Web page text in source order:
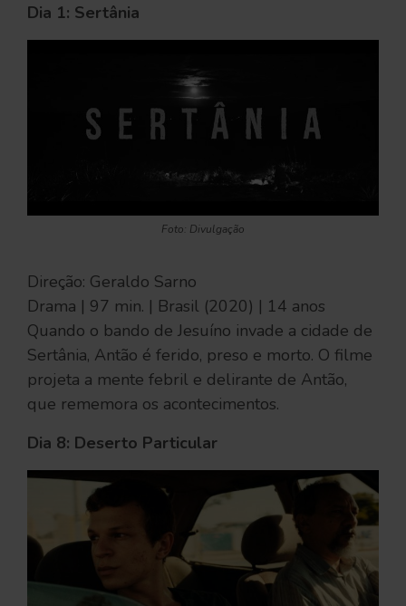
Dia 1: Sertânia
Foto: Divulgação
Direção: Geraldo Sarno
Drama | 97 min. | Brasil (2020) | 14 anos
Quando o bando de Jesuíno invade a cidade de
Sertânia, Antão é ferido, preso e morto. O filme
projeta a mente febril e delirante de Antão,
que rememora os acontecimentos.
Dia 8: Deserto Particular